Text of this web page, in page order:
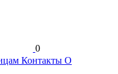
0
Контакты О